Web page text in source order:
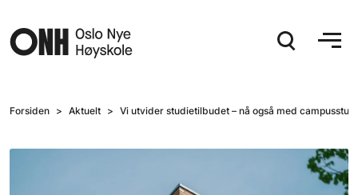
Forsiden Aktuelt Vi utvider studietilbudet – nå også med